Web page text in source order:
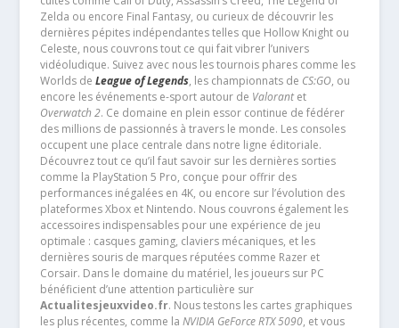
Zelda ou encore Final Fantasy, ou curieux de découvrir les
dernières pépites indépendantes telles que Hollow Knight ou
Celeste, nous couvrons tout ce qui fait vibrer l’univers
vidéoludique. Suivez avec nous les tournois phares comme les
Worlds de League of Legends, les championnats de CS:GO, ou
encore les événements e-sport autour de Valorantet
Overwatch 2. Ce domaine en plein essor continue de fédérer
des millions de passionnés à travers le monde. Les consoles
occupent une place centrale dans notre ligne éditoriale.
Découvrez tout ce qu’il faut savoir sur les dernières sorties
comme la PlayStation 5 Pro, conçue pour offrir des
performances inégalées en 4K, ou encore sur l’évolution des
plateformes Xbox et Nintendo. Nous couvrons également les
accessoires indispensables pour une expérience de jeu
optimale : casques gaming, claviers mécaniques, et les
dernières souris de marques réputées comme Razer et
Corsair. Dans le domaine du matériel, les joueurs sur PC
bénéficient d’une attention particulière sur
Actualitesjeuxvideo.fr. Nous testons les cartes graphiques
les plus récentes, comme la NVIDIA GeForce RTX 5090, et vous